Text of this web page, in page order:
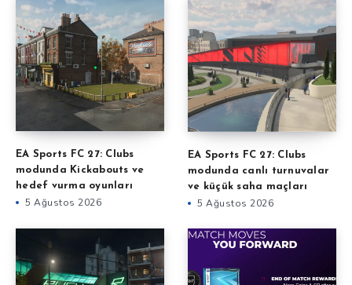
EA Sports FC 27: Clubs
modunda Kickabouts ve
hedef vurma oyunları
5 Ağustos 2026
EA Sports FC 27: Clubs
modunda canlı turnuvalar
ve küçük saha maçları
5 Ağustos 2026